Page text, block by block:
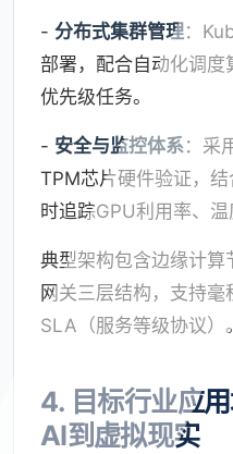
- 分布式集群管理：
部署，配合自动化调度
优先级任务。
- 安全与监控体系：采
TPM芯片硬件验证，
时追踪GPU利用率、
典型架构包含边缘计算
网关三层结构，支持
SLA（服务等级协议）。
4. 目标行业应
AI到虚拟现实